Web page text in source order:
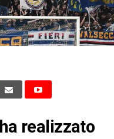
realizzato